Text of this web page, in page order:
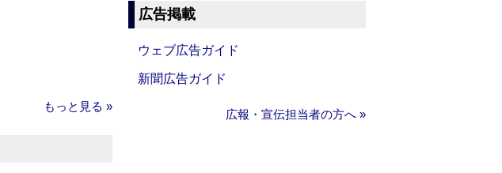
もっと見る »
広告掲載
ウェブ広告ガイド
新聞広告ガイド
広報・宣伝担当者の方へ »